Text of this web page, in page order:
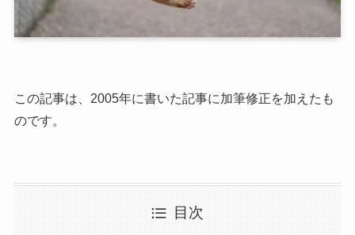
この記事は、2005年に書いた記事に加筆修正を加えたも
のです。
目次